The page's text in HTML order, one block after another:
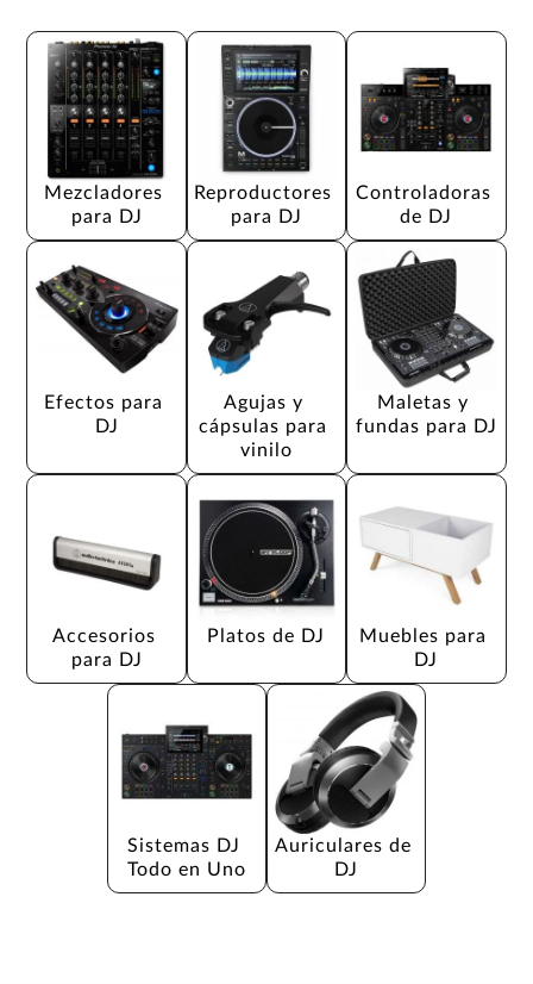
Mezcladores
para DJ
Reproductores
para DJ
Controladoras
de DJ
Efectos para
DJ
Agujas y
cápsulas para
vinilo
Maletas y
fundas para DJ
Accesorios
para DJ
Platos de DJ
Muebles para
DJ
Sistemas DJ
Todo en Uno
Auriculares de
DJ